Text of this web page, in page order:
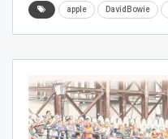
apple DavidBowie